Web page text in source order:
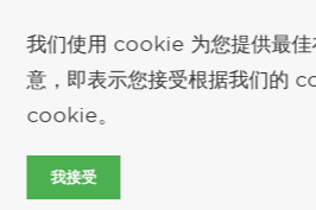
改变精油行业
我们使用 cookie 为您提供最佳
意，即表示您接受根据我们的
cookie。
我接受